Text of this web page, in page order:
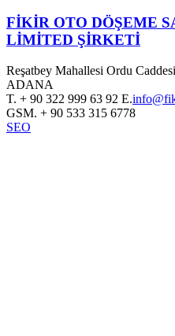
FİKİR OTO DÖŞEME
LİMİTED ŞİRKETİ
Reşatbey Mahallesi Ordu
ADANA
T. + 90 322 999 63 92 E.
GSM. + 90 533 315 6778
SEO